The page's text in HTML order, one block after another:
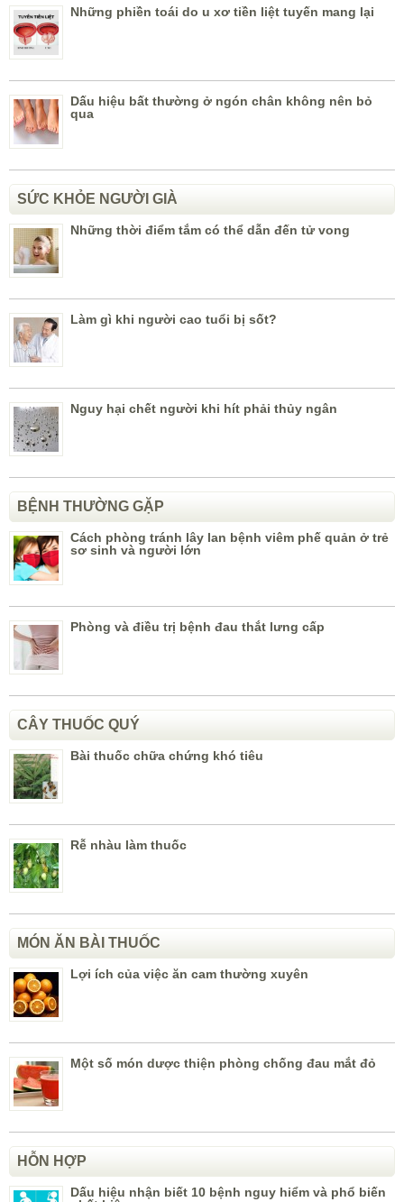
Những phiền toái do u xơ tiền liệt tuyến mang lại
Dấu hiệu bất thường ở ngón chân không nên bỏ
qua
SỨC KHỎE NGƯỜI GIÀ
Những thời điểm tắm có thể dẫn đến tử vong
Làm gì khi người cao tuổi bị sốt?
Nguy hại chết người khi hít phải thủy ngân
BỆNH THƯỜNG GẶP
Cách phòng tránh lây lan bệnh viêm phế quản ở trẻ
sơ sinh và người lớn
Phòng và điều trị bệnh đau thắt lưng cấp
CÂY THUỐC QUÝ
Bài thuốc chữa chứng khó tiêu
Rễ nhàu làm thuốc
MÓN ĂN BÀI THUỐC
Lợi ích của việc ăn cam thường xuyên
Một số món dược thiện phòng chống đau mắt đỏ
HỖN HỢP
Dấu hiệu nhận biết 10 bệnh nguy hiểm và phổ biến